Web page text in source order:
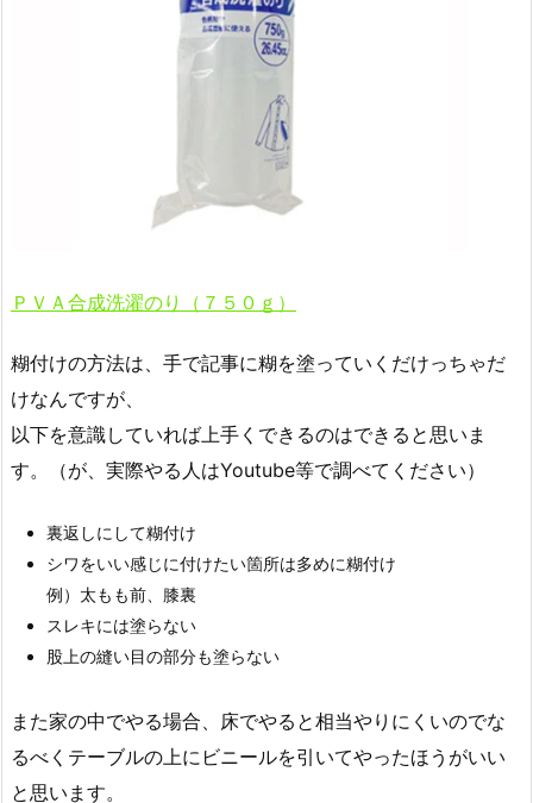
ＰＶＡ合成洗濯のり（７５０ｇ）
糊付けの方法は、手で記事に糊を塗っていくだけっちゃだ
けなんですが、
以下を意識していれば上手くできるのはできると思いま
す。（が、実際やる人はYoutube等で調べてください）
裏返しにして糊付け
シワをいい感じに付けたい箇所は多めに糊付け
例）太もも前、膝裏
スレキには塗らない
股上の縫い目の部分も塗らない
また家の中でやる場合、床でやると相当やりにくいのでな
るべくテーブルの上にビニールを引いてやったほうがいい
と思います。